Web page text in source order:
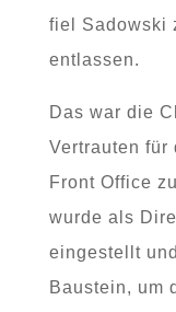
fiel Sadowski
entlassen.
Das war die
Vertrauten für
Front Office
wurde als
eingestellt
Baustein, um